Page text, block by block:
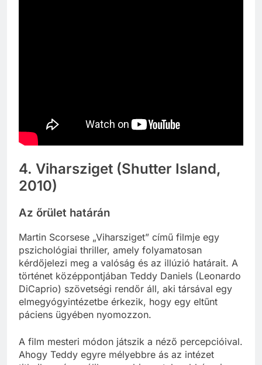
4. Viharsziget (Shutter Island,
2010)
Az őrület határán
Martin Scorsese „Viharsziget” című filmje egy
pszichológiai thriller, amely folyamatosan
kérdőjelezi meg a valóság és az illúzió határait. A
történet középpontjában Teddy Daniels (Leonardo
DiCaprio) szövetségi rendőr áll, aki társával egy
elmegyógyintézetbe érkezik, hogy egy eltűnt
páciens ügyében nyomozzon.
A film mesteri módon játszik a néző percepcióival.
Ahogy Teddy egyre mélyebbre ás az intézet